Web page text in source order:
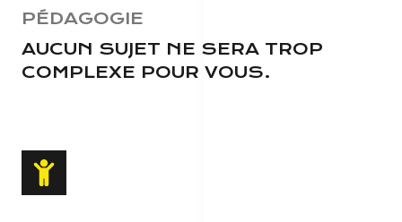
PÉDAGOGIE
AUCUN SUJET NE SERA TROP
COMPLEXE POUR VOUS.